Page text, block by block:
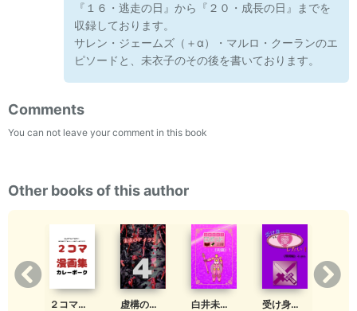
『１６・逃走の日』から『２０・成長の日』までを
収録しております。
サレン・ジェームズ（＋α）・マルロ・クーランのエ
ピソードと、未衣子のその後を書いております。
Comments
You can not leave your comment in this book
Other books of this author
２コマ漫画集 虚構のアイランド４ 白井未衣子とロボットの日常《共闘》１ 受け身でも愛したい《戦場編》２pre